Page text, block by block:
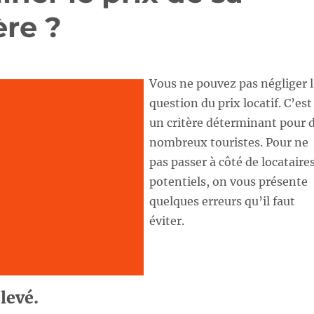
?
Vous ne pouvez pas négliger
question du prix locatif. C’est
un critère déterminant pour
nombreux touristes. Pour ne
pas passer à côté de
potentiels, on vous présente
quelques erreurs qu’il faut
éviter.